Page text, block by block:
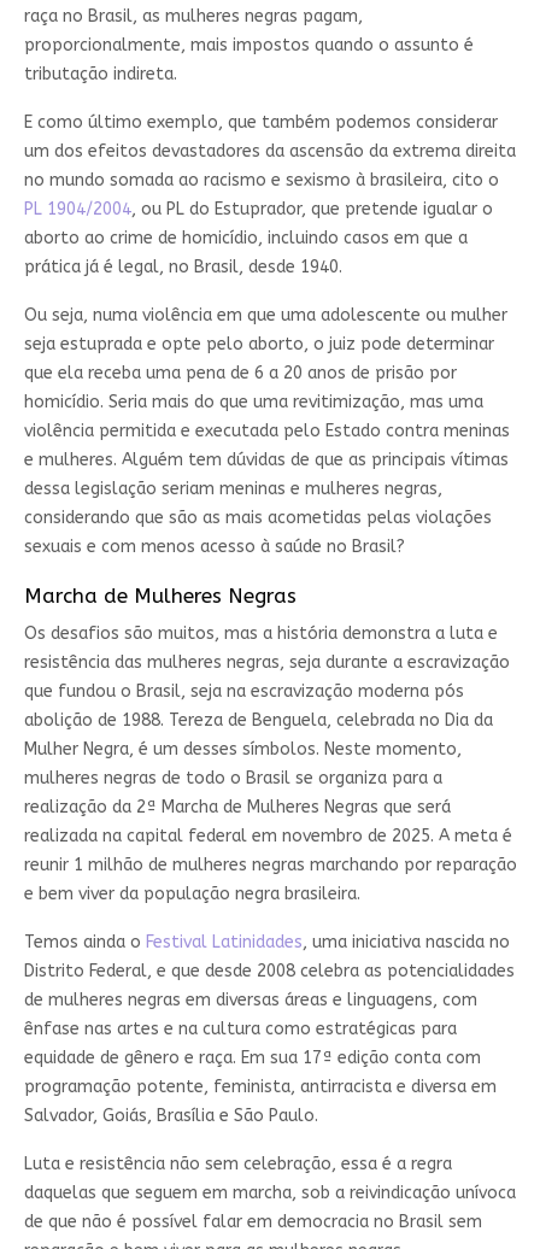
raça no Brasil, as mulheres negras pagam,
proporcionalmente, mais impostos quando o assunto é
tributação indireta.
E como último exemplo, que também podemos considerar
um dos efeitos devastadores da ascensão da extrema direita
no mundo somada ao racismo e sexismo à brasileira, cito o
PL 1904/2004, ou PL do Estuprador, que pretende igualar o
aborto ao crime de homicídio, incluindo casos em que a
prática já é legal, no Brasil, desde 1940.
Ou seja, numa violência em que uma adolescente ou mulher
seja estuprada e opte pelo aborto, o juiz pode determinar
que ela receba uma pena de 6 a 20 anos de prisão por
homicídio. Seria mais do que uma revitimização, mas uma
violência permitida e executada pelo Estado contra meninas
e mulheres. Alguém tem dúvidas de que as principais vítimas
dessa legislação seriam meninas e mulheres negras,
considerando que são as mais acometidas pelas violações
sexuais e com menos acesso à saúde no Brasil?
Marcha de Mulheres Negras
Os desafios são muitos, mas a história demonstra a luta e
resistência das mulheres negras, seja durante a escravização
que fundou o Brasil, seja na escravização moderna pós
abolição de 1988. Tereza de Benguela, celebrada no Dia da
Mulher Negra, é um desses símbolos. Neste momento,
mulheres negras de todo o Brasil se organiza para a
realização da 2ª Marcha de Mulheres Negras que será
realizada na capital federal em novembro de 2025. A meta é
reunir 1 milhão de mulheres negras marchando por reparação
e bem viver da população negra brasileira.
Temos ainda o Festival Latinidades, uma iniciativa nascida no
Distrito Federal, e que desde 2008 celebra as potencialidades
de mulheres negras em diversas áreas e linguagens, com
ênfase nas artes e na cultura como estratégicas para
equidade de gênero e raça. Em sua 17ª edição conta com
programação potente, feminista, antirracista e diversa em
Salvador, Goiás, Brasília e São Paulo.
Luta e resistência não sem celebração, essa é a regra
daquelas que seguem em marcha, sob a reivindicação unívoca
de que não é possível falar em democracia no Brasil sem